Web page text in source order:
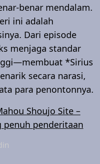
benar mendalam.
ini adalah
Dari episode
menjaga standar
*Sirius
secara narasi,
para penontonnya.
Shoujo Site –
penuh penderitaan